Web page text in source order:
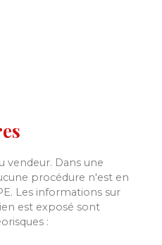
vendeur. Dans une
procédure n'est en
Les informations sur
est exposé sont
: